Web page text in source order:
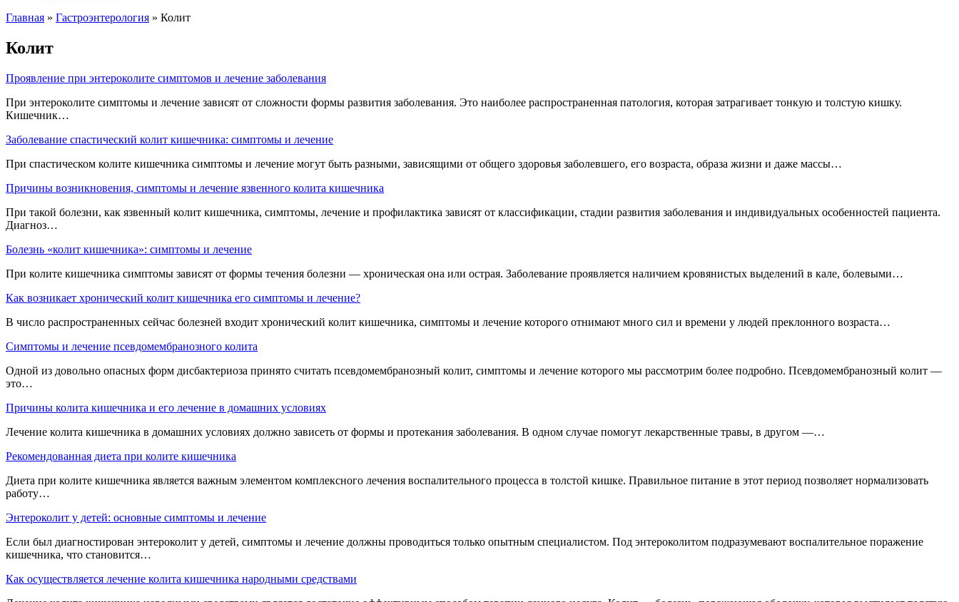
Главная » Гастроэнтерология » Колит
Колит
Проявление при энтероколите симптомов и лечение заболевания
При энтероколите симптомы и лечение зависят от сложности формы развития заболевания. Это наиболее распространенная патология, которая затрагивает тонкую и толстую кишку.
Кишечник…
Заболевание спастический колит кишечника: симптомы и лечение
При спастическом колите кишечника симптомы и лечение могут быть разными, зависящими от общего здоровья заболевшего, его возраста, образа жизни и даже массы…
Причины возникновения, симптомы и лечение язвенного колита кишечника
При такой болезни, как язвенный колит кишечника, симптомы, лечение и профилактика зависят от классификации, стадии развития заболевания и индивидуальных особенностей пациента.
Диагноз…
Болезнь «колит кишечника»: симптомы и лечение
При колите кишечника симптомы зависят от формы течения болезни — хроническая она или острая. Заболевание проявляется наличием кровянистых выделений в кале, болевыми…
Как возникает хронический колит кишечника его симптомы и лечение?
В число распространенных сейчас болезней входит хронический колит кишечника, симптомы и лечение которого отнимают много сил и времени у людей преклонного возраста…
Симптомы и лечение псевдомембранозного колита
Одной из довольно опасных форм дисбактериоза принято считать псевдомембранозный колит, симптомы и лечение которого мы рассмотрим более подробно. Псевдомембранозный колит —
это…
Причины колита кишечника и его лечение в домашних условиях
Лечение колита кишечника в домашних условиях должно зависеть от формы и протекания заболевания. В одном случае помогут лекарственные травы, в другом —…
Рекомендованная диета при колите кишечника
Диета при колите кишечника является важным элементом комплексного лечения воспалительного процесса в толстой кишке. Правильное питание в этот период позволяет нормализовать
работу…
Энтероколит у детей: основные симптомы и лечение
Если был диагностирован энтероколит у детей, симптомы и лечение должны проводиться только опытным специалистом. Под энтероколитом подразумевают воспалительное поражение
кишечника, что становится…
Как осуществляется лечение колита кишечника народными средствами